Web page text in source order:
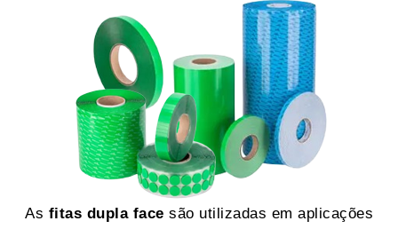
As fitas dupla face são utilizadas em aplicações